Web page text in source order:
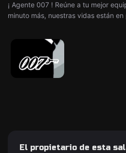
¡ Agente 007 ! Reúne a tu mejor
minuto más, nuestras vidas están en
El propietario de esta